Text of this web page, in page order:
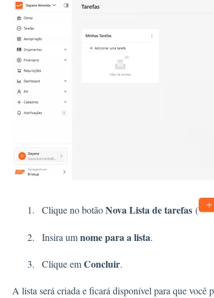
Clique no botãoNova Lista de tarefas (
Insira umnome para a lista.
Clique emConcluir.
A lista será criada e ficará disponível para que você